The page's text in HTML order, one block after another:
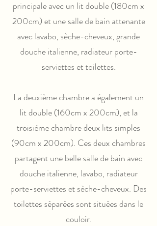
principale avec un lit double (180cm x
200cm) et une salle de bain attenante
avec lavabo, sèche-cheveux, grande
douche italienne, radiateur porte-
serviettes et toilettes.
La deuxième chambre a également un
lit double (160cm x 200cm), et la
troisième chambre deux lits simples
(90cm x 200cm). Ces deux chambres
partagent une belle salle de bain avec
douche italienne, lavabo, radiateur
porte-serviettes et sèche-cheveux. Des
toilettes séparées sont situées dans le
couloir.